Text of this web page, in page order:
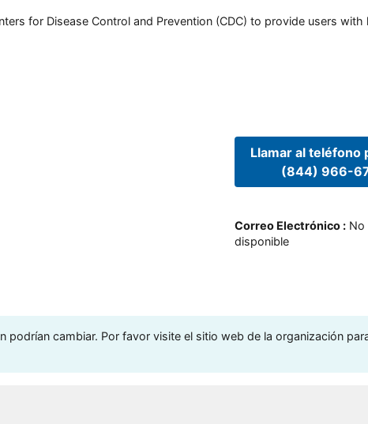
for Disease Control and Prevention (CDC) to provide users
Llamar al teléfono
(844) 966-
Correo Electrónico: No
disponible
podrían cambiar. Por favor visite el sitio web de la organización